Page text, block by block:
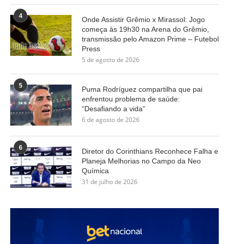
4
Onde Assistir Grêmio x Mirassol: Jogo
começa às 19h30 na Arena do Grêmio,
transmissão pelo Amazon Prime – Futebol
Press
5 de agosto de 2026
5
Puma Rodríguez compartilha que pai
enfrentou problema de saúde:
“Desafiando a vida”
6 de agosto de 2026
6
Diretor do Corinthians Reconhece Falha e
Planeja Melhorias no Campo da Neo
Química
31 de julho de 2026